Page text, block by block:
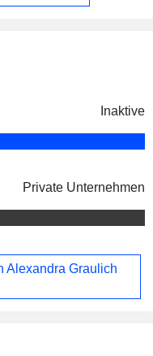
Inaktive
Private Unternehmen
Alexandra Graulich